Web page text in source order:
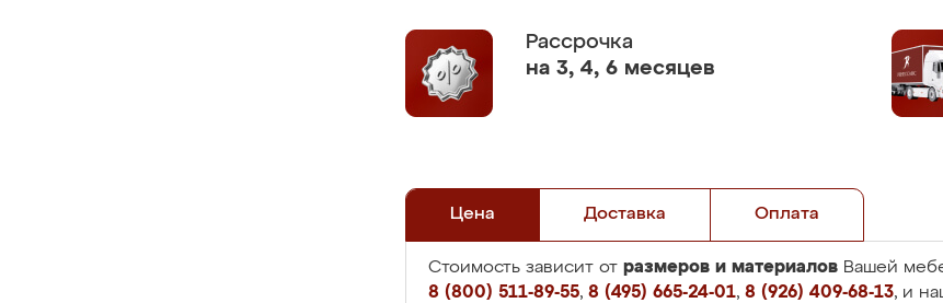
Рассрочка
на 3, 4, 6 месяцев
Цена Доставка Оплата
Стоимость зависит от размеров и материалов Вашей
8 (800) 511-89-55, 8 (495) 665-24-01, 8 (926) 409-68-13, и